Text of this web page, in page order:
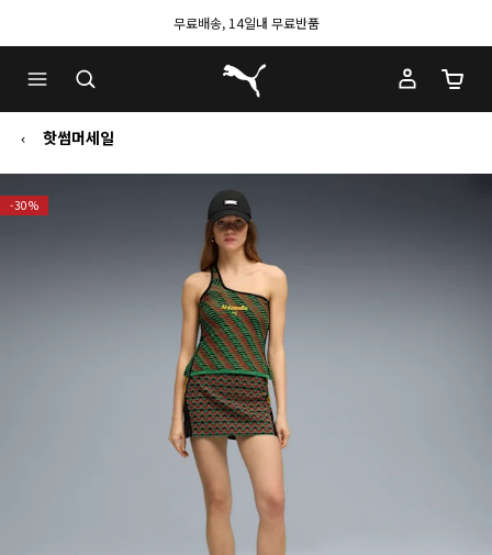
무료배송, 14일내 무료반품
푸마 홈
장바
핫썸머세일
-30%